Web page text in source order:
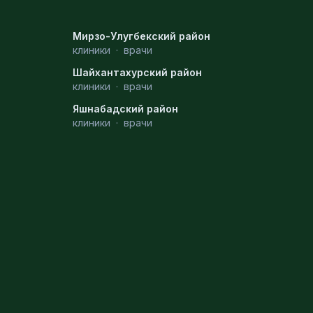
Мирзо-Улугбекский район
клиники · врачи
Шайхантахурский район
клиники · врачи
Яшнабадский район
клиники · врачи